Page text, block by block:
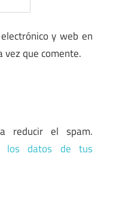
y web en
que comente.
reducir el spam.
los datos de tus